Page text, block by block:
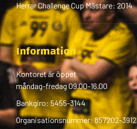
Herrar Challenge Cup Mästare: 2014
Information
Kontoret är öppet
måndag-fredag 09.00-16.00
Bankgiro: 5455-3144
Organisationsnummer: 857202-3912